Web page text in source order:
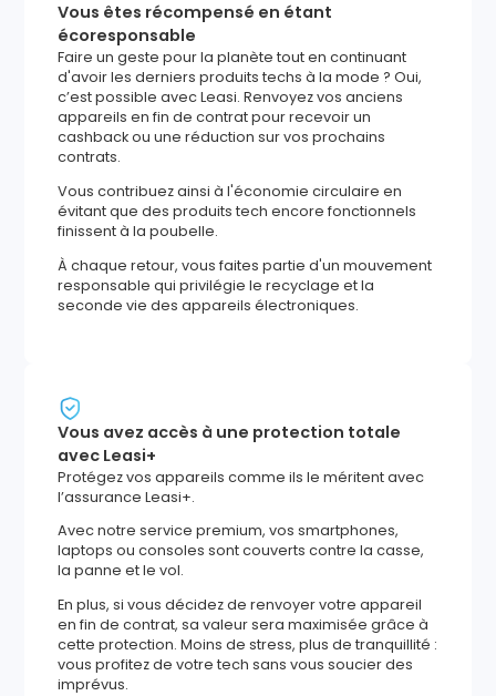
Vous êtes récompensé en étant
écoresponsable
Faire un geste pour la planète tout en continuant
d'avoir les derniers produits techs à la mode ? Oui,
c’est possible avec Leasi. Renvoyez vos anciens
appareils en fin de contrat pour recevoir un
cashback ou une réduction sur vos prochains
contrats.
Vous contribuez ainsi à l'économie circulaire en
évitant que des produits tech encore fonctionnels
finissent à la poubelle.
À chaque retour, vous faites partie d'un mouvement
responsable qui privilégie le recyclage et la
seconde vie des appareils électroniques.
Vous avez accès à une protection totale
avec Leasi+
Protégez vos appareils comme ils le méritent avec
l’assurance Leasi+.
Avec notre service premium, vos smartphones,
laptops ou consoles sont couverts contre la casse,
la panne et le vol.
En plus, si vous décidez de renvoyer votre appareil
en fin de contrat, sa valeur sera maximisée grâce à
cette protection. Moins de stress, plus de tranquillité :
vous profitez de votre tech sans vous soucier des
imprévus.